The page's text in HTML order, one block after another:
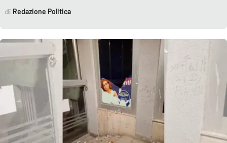
Redazione Politica